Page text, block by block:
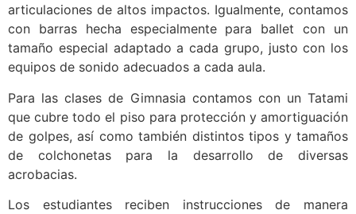
articulaciones de altos impactos. Igualmente, contamos
con barras hecha especialmente para ballet con un
tamaño especial adaptado a cada grupo, justo con los
equipos de sonido adecuados a cada aula.
Para las clases de Gimnasia contamos con un Tatami
que cubre todo el piso para protección y amortiguación
de golpes, así como también distintos tipos y tamaños
de colchonetas para la desarrollo de diversas
acrobacias.
Los estudiantes reciben instrucciones de manera